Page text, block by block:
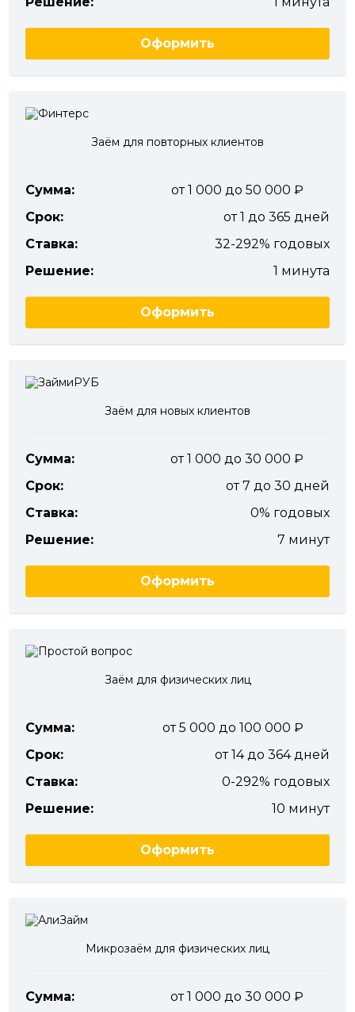
Оформить
Заём для повторных клиентов
Сумма:
от 1 000 до 50 000
Срок:
от 1 до 365 дней
Ставка:
32-292% годовых
Решение:
1 минута
Оформить
Заём для новых клиентов
Сумма:
от 1 000 до 30 000
Срок:
от 7 до 30 дней
Ставка:
0% годовых
Решение:
7 минут
Оформить
Заём для физических лиц
Сумма:
от 5 000 до 100 000
Срок:
от 14 до 364 дней
Ставка:
0-292% годовых
Решение:
10 минут
Оформить
Микрозаём для физических лиц
Сумма:
от 1 000 до 30 000